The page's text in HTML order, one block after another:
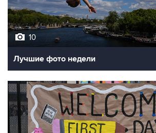
10
Лучшие фото недели